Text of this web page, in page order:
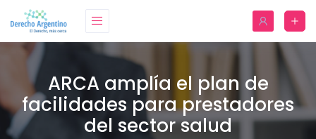
ARCA amplía el plan de
facilidades para prestadores
del sector salud